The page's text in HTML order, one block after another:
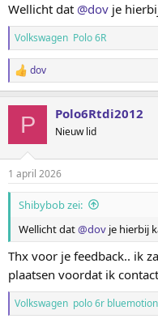
Wellicht dat @dov je
Volkswagen Polo 6R
W
a
n
g
e
dov
P Polo6Rtdi2012
Nieuw lid
1 april 2026
Shibybob zei:
Wellicht dat@dov je hierbij
Thx voor je feedback.. ik
plaatsen voordat ik
Volkswagen polo 6r